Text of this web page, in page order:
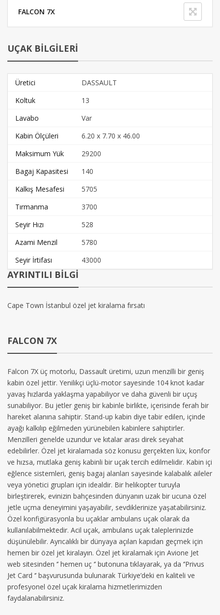
FALCON 7X
UÇAK BİLGİLERİ
Üretici
DASSAULT
Koltuk
13
Lavabo
Var
Kabin Ölçüleri
6.20 x 7.70 x 46.00
Maksimum Yük
29200
Bagaj Kapasitesi
140
Kalkış Mesafesi
5705
Tırmanma
3700
Seyir Hızı
528
Azami Menzil
5780
Seyir İrtifası
43000
AYRINTILI BİLGİ
Cape Town İstanbul özel jet kiralama fırsatı
FALCON 7X
Falcon 7X üç motorlu, Dassault üretimi, uzun menzilli bir geniş
kabin özel jettir. Yenilikçi üçlü-motor sayesinde 104 knot kadar
yavaş hızlarda yaklaşma yapabiliyor ve daha güvenli bir uçuş
sunabiliyor. Bu jetler geniş bir kabinle birlikte, içerisinde ferah bir
hareket alanına sahiptir. Stand-up kabin diye tabir edilen, içinde
ayağı kalkılıp eğilmeden yürünebilen kabinlere sahiptirler.
Menzilleri genelde uzundur ve kıtalar arası direk seyahat
edebilirler. Özel jet kiralamada söz konusu gerçekten lüx, konfor
ve hızsa, mutlaka geniş kabinli bir uçak tercih edilmelidir. Kabin içi
eğlence sistemleri, geniş bagaj alanları sayesinde kalabalık aileler
veya yönetici grupları için idealdir. Bir helikopter turuyla
birleştirerek, evinizin bahçesinden dünyanın uzak bir ucuna özel
jetle uçma deneyimini yaşayabilir, sevdiklerinize yaşatabilirsiniz.
Özel konfigürasyonla bu uçaklar ambulans uçak olarak da
kullanılabilmektedir. Acil uçak, ambulans uçak taleplerinizde
düşünülebilir. Ayrıcalıklı bir dünyaya açılan kapıdan geçmek için
hemen bir özel jet kiralayın. Özel jet kiralamak için Avione Jet
web sitesinden ‘’ hemen uç ‘’ butonuna tıklayarak, ya da ‘’Privus
Jet Card ‘’ başvurusunda bulunarak Türkiye’deki en kaliteli ve
profesyonel özel uçak kiralama hizmetlerimizden
faydalanabilirsiniz.